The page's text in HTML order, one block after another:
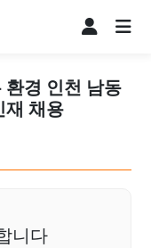
경 인천 남동
재 채용
니다